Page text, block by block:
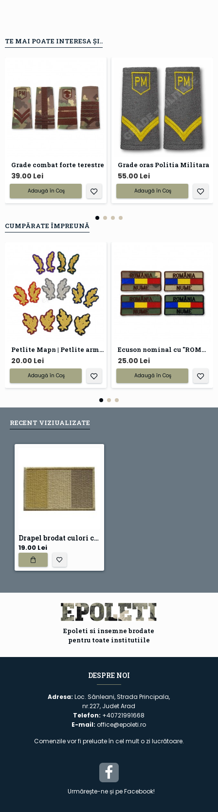
TE MAI POATE INTERESA ȘI..
Grade combat forte terestre
39.00 Lei
Adaugă în Coş
Grade oras Politia Militara
55.00 Lei
Adaugă în Coş
CUMPĂRATE ÎMPREUNĂ
Petlite Mapn | Petlite armata
20.00 Lei
Adaugă în Coş
Ecuson nominal cu "ROMANIA" si tricolor
25.00 Lei
Adaugă în Coş
RECENT VIZIUALIZATE
Drapel brodat culori camu
19.00 Lei
Epoleti si insemne brodate
pentru toate institutiile
DESPRE NOI
Adresa:Loc. Sânleani, Strada Principala,
nr.227, Judet Arad
Telefon: +40721991668
E-mail: office@epoleti.ro
Comenzile vor fi preluate în cel mult o zi lucrătoare.
Urmărește-ne și pe Facebook!